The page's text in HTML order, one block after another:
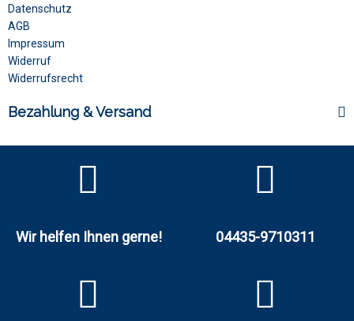
Datenschutz
AGB
Impressum
Widerruf
Widerrufsrecht
Bezahlung & Versand
Wir helfen Ihnen gerne! 04435-9710311